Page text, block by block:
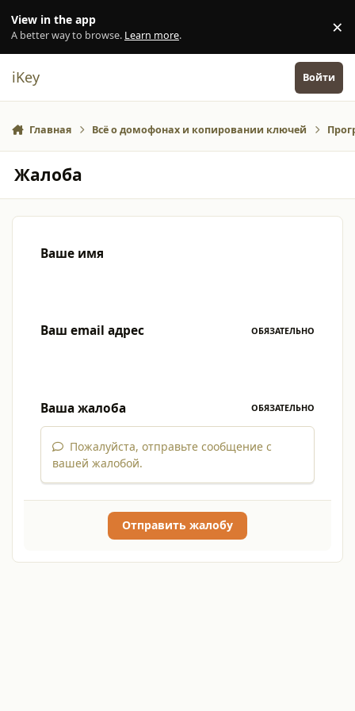
View in the app
A better way to browse. Learn more. ×
iKey Войти
Главная Всё о домофонах и копировании ключей
Жалоба
Ваше имя
Ваш email адрес ОБЯЗАТЕЛЬНО
Ваша жалоба ОБЯЗАТЕЛЬНО
Пожалуйста, отправьте сообщение с
вашей жалобой.
Отправить жалобу